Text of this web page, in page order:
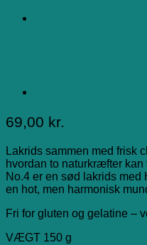
69,00 kr.
Lakrids sammen med frisk
hvordan to naturkræfter
No.4 er en sød lakrids
en hot, men harmonisk
Fri for gluten og gelatine –
VÆGT 150 g